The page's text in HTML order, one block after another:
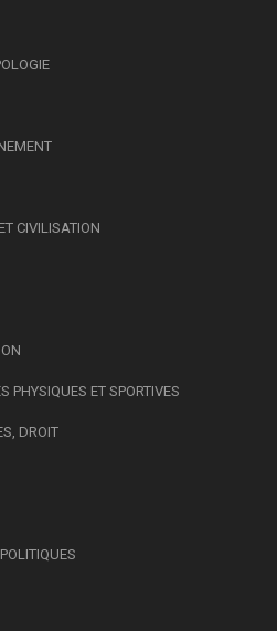
CIVILISATION
PHYSIQUES ET SPORTIVES
DROIT